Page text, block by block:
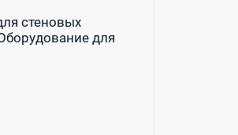
стеновых
для